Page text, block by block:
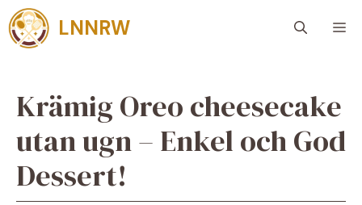
Skip
to
content
LNNRW
Krämig Oreo cheesecake
utan ugn – Enkel och God
Dessert!